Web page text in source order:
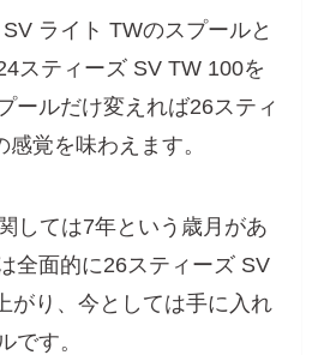
ライト TWのスプールと
スティーズ SV TW 100を
ールだけ変えれば26スティ
覚を味わえます。
しては7年という歳月があ
全面的に26スティーズ SV
がり、今としては手に入れ
です。